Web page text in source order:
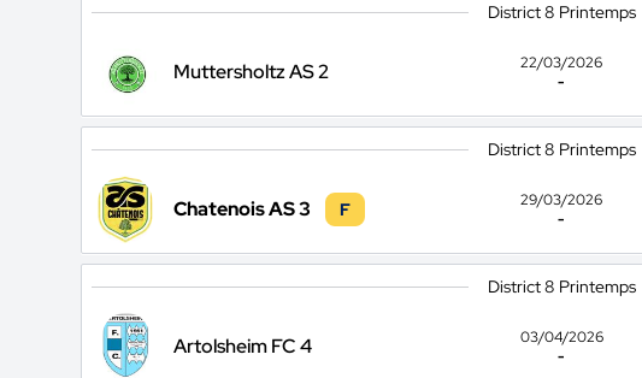
District 8 Printemps
Muttersholtz AS 2
22/03/2026
-
District 8 Printemps
Chatenois AS 3 F
29/03/2026
-
District 8 Printemps
Artolsheim FC 4
03/04/2026
-